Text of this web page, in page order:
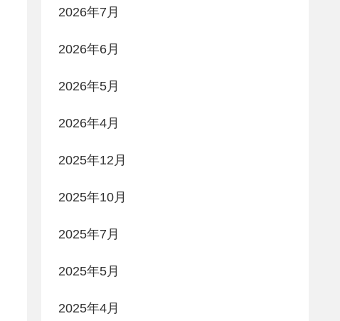
2026年7月
2026年6月
2026年5月
2026年4月
2025年12月
2025年10月
2025年7月
2025年5月
2025年4月